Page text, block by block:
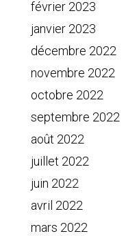
février 2023
janvier 2023
décembre 2022
novembre 2022
octobre 2022
septembre 2022
août 2022
juillet 2022
juin 2022
avril 2022
mars 2022